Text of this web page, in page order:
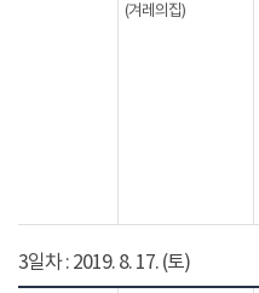
(겨레의집)
3일차 : 2019. 8. 17. (토)